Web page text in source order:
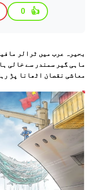
👍
0
بحیرہ عرب میں ٹرالر
ماہی گیر سمندر سے خالی
معاشی نقصان اٹھانا پڑ